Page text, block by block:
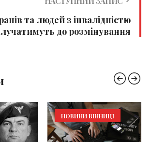
та людей з інвалідністю
до розмінування
НОВИНИ ВІННИЦІ